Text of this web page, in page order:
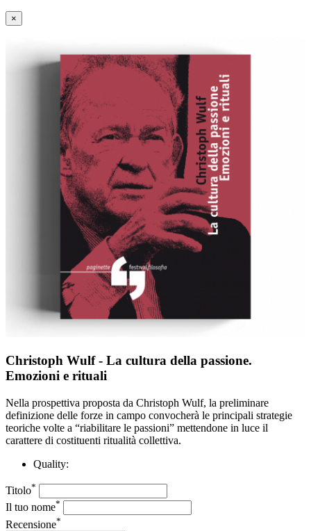
×
Christoph Wulf - La cultura della passione.
Emozioni e rituali
Nella prospettiva proposta da Christoph Wulf, la preliminare
definizione delle forze in campo convocherà le principali strategie
teoriche volte a “riabilitare le passioni” mettendone in luce il
carattere di costituenti ritualità collettiva.
Quality:
Titolo*
Il tuo nome*
Recensione*